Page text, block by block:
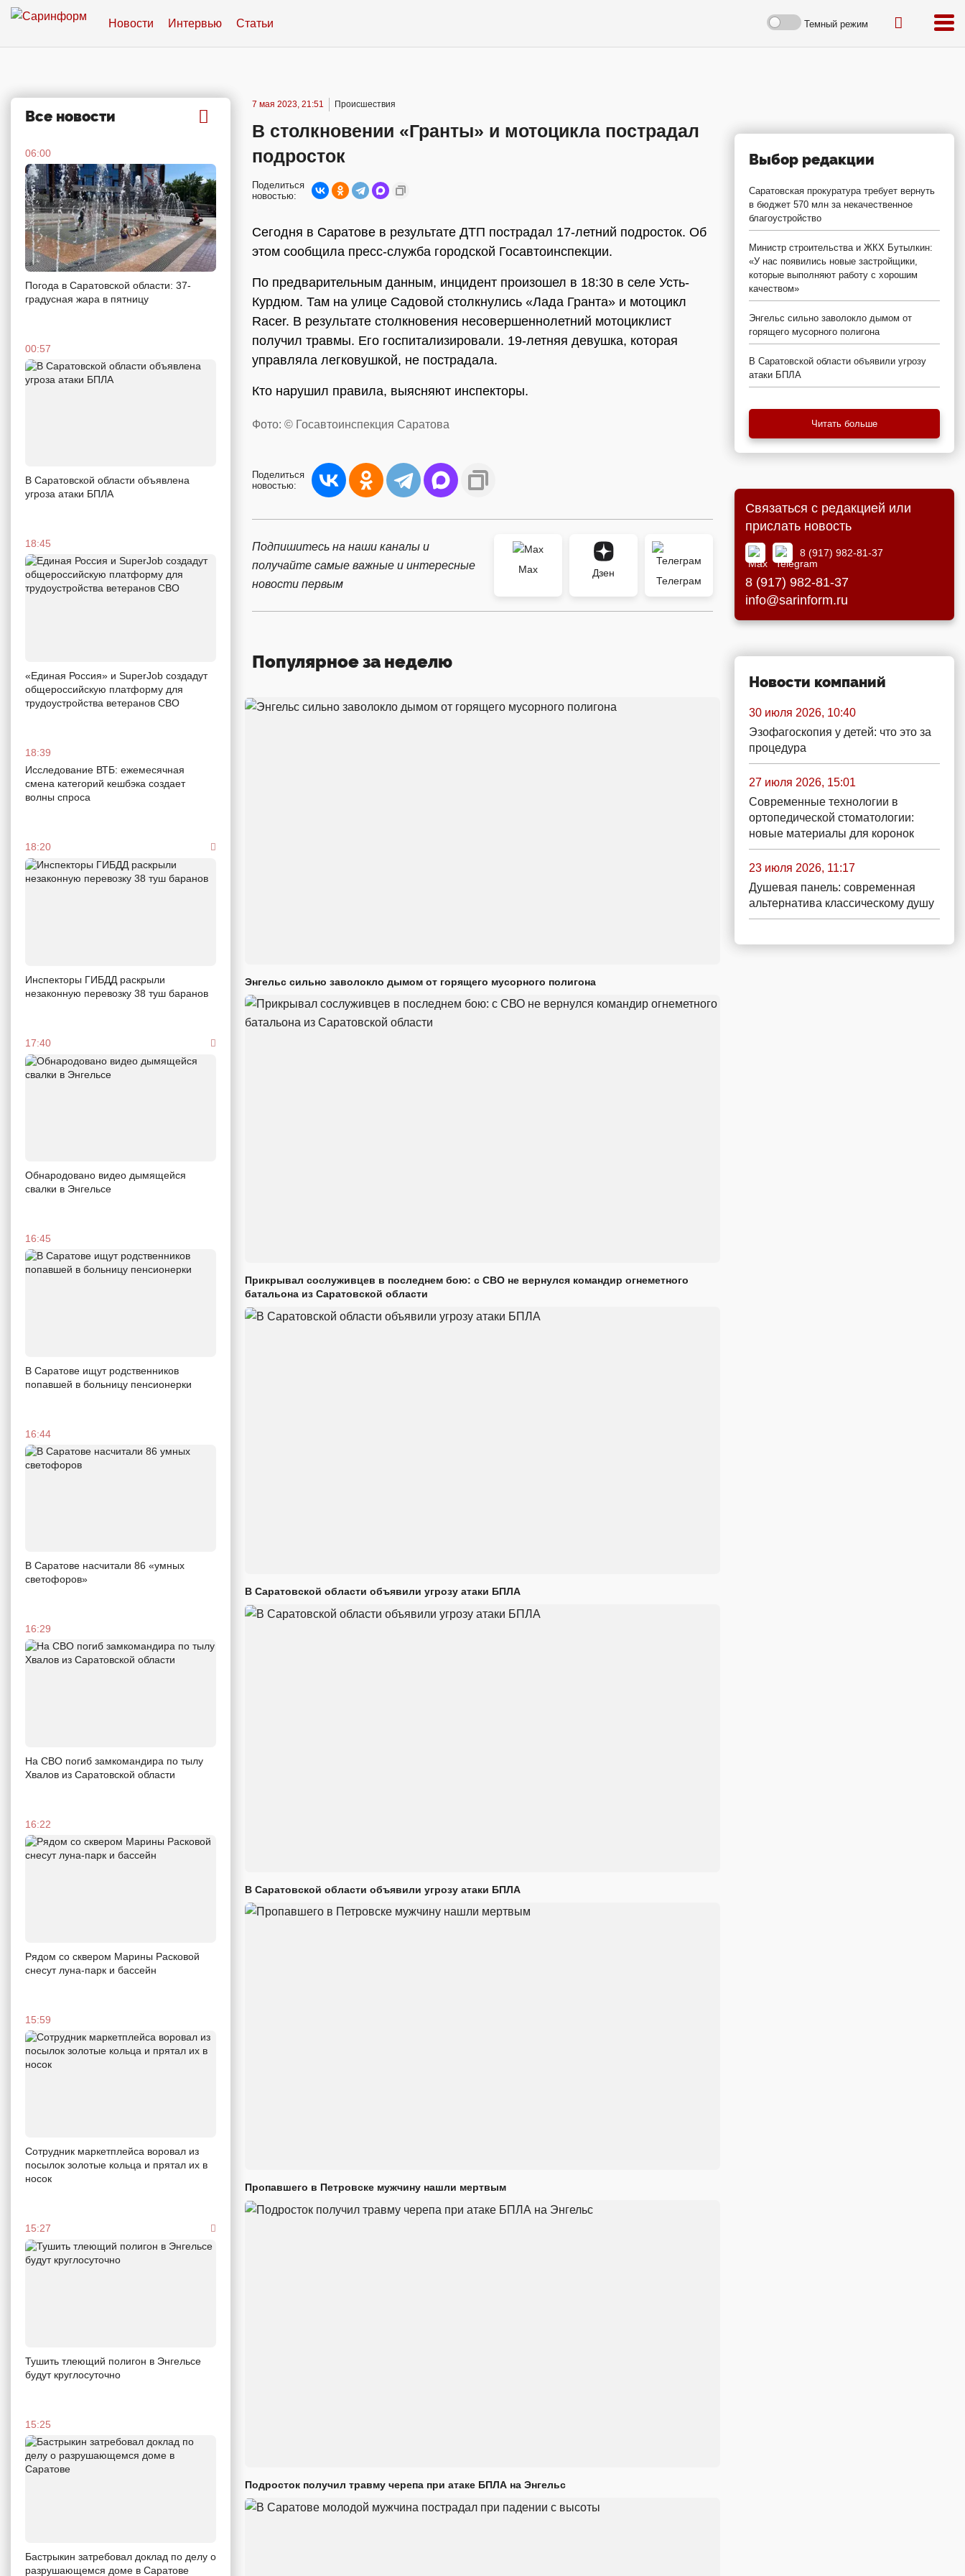
Новости Интервью Статьи Темный режим
Все новости
06:00
Погода в Саратовской области: 37-
градусная жара в пятницу
00:57
В Саратовской области объявлена
угроза атаки БПЛА
18:45
«Единая Россия» и SuperJob создадут
общероссийскую платформу для
трудоустройства ветеранов СВО
18:39
Исследование ВТБ: ежемесячная
смена категорий кешбэка создает
волны спроса
18:20
Инспекторы ГИБДД раскрыли
незаконную перевозку 38 туш баранов
17:40
Обнародовано видео дымящейся
свалки в Энгельсе
16:45
В Саратове ищут родственников
попавшей в больницу пенсионерки
16:44
В Саратове насчитали 86 «умных
светофоров»
16:29
На СВО погиб замкомандира по тылу
Хвалов из Саратовской области
16:22
Рядом со сквером Марины Расковой
снесут луна-парк и бассейн
15:59
Сотрудник маркетплейса воровал из
посылок золотые кольца и прятал их в
носок
15:27
Тушить тлеющий полигон в Энгельсе
будут круглосуточно
15:25
Бастрыкин затребовал доклад по делу о
разрушающемся доме в Саратове
7 мая 2023, 21:51 Происшествия
В столкновении «Гранты» и мотоцикла пострадал
подросток
Поделиться
новостью:
Сегодня в Саратове в результате ДТП пострадал 17-летний подросток. Об
этом сообщила пресс-служба городской Госавтоинспекции.
По предварительным данным, инцидент произошел в 18:30 в селе Усть-
Курдюм. Там на улице Садовой столкнулись «Лада Гранта» и мотоцикл
Racer. В результате столкновения несовершеннолетний мотоциклист
получил травмы. Его госпитализировали. 19-летняя девушка, которая
управляла легковушкой, не пострадала.
Кто нарушил правила, выясняют инспекторы.
Фото: © Госавтоинспекция Саратова
Поделиться
новостью:
Подпишитесь на наши каналы и
получайте самые важные и интересные
новости первым
Max Дзен
Телеграм
Популярное за неделю
Энгельс сильно заволокло дымом от горящего мусорного полигона
Прикрывал сослуживцев в последнем бою: с СВО не вернулся командир огнеметного
батальона из Саратовской области
В Саратовской области объявили угрозу атаки БПЛА
В Саратовской области объявили угрозу атаки БПЛА
Пропавшего в Петровске мужчину нашли мертвым
Подросток получил травму черепа при атаке БПЛА на Энгельс
Выбор редакции
Саратовская прокуратура требует вернуть
в бюджет 570 млн за некачественное
благоустройство
Министр строительства и ЖКХ Бутылкин:
«У нас появились новые застройщики,
которые выполняют работу с хорошим
качеством»
Энгельс сильно заволокло дымом от
горящего мусорного полигона
В Саратовской области объявили угрозу
атаки БПЛА
Читать больше
Связаться с редакцией или
прислать новость
8 (917) 982-81-37
8 (917) 982-81-37
info@sarinform.ru
Новости компаний
30 июля 2026, 10:40
Эзофагоскопия у детей: что это за
процедура
27 июля 2026, 15:01
Современные технологии в
ортопедической стоматологии:
новые материалы для коронок
23 июля 2026, 11:17
Душевая панель: современная
альтернатива классическому душу